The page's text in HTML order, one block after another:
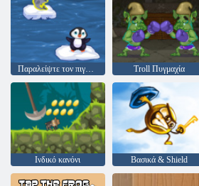
Παραλείψτε τον πιγκουίν Troll Πυγμαχία
Ινδικό κανόνι Βασικά & Shield